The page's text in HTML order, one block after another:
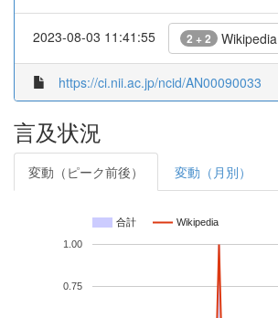
2023-08-03 11:41:55 2 + 2 Wikipedia
https://ci.nii.ac.jp/ncid/AN00090033
言及状況
変動（ピーク前後） 変動（月別）
合計 Wikipedia
0.75
1.00